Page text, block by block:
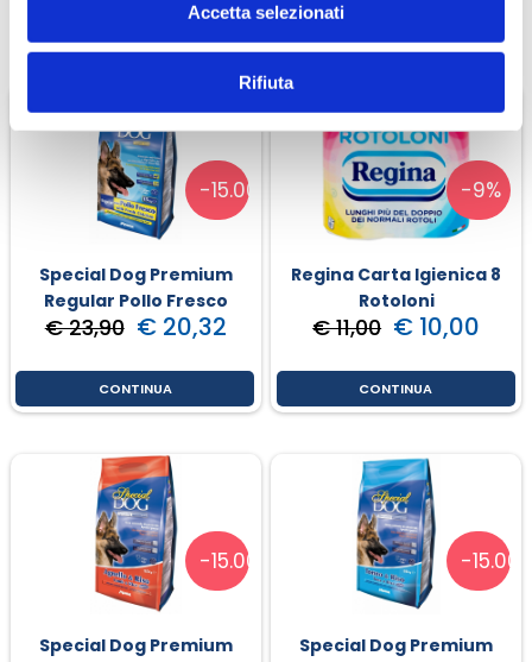
Accetta selezionati
Rifiuta
Offerte
-15.00%
Special Dog Premium
Regular Pollo Fresco
€ 23,90 € 20,32
CONTINUA
-9%
Regina Carta Igienica 8
Rotoloni
€ 11,00 € 10,00
CONTINUA
-15.00%
Special Dog Premium
-
Special Dog Premium